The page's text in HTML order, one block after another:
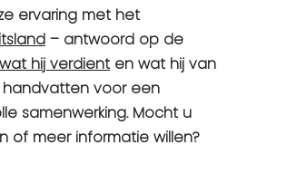
ervaring met het
– antwoord op de
wat hij verdient en wat hij van
handvatten voor een
samenwerking. Mocht u
of meer informatie willen?